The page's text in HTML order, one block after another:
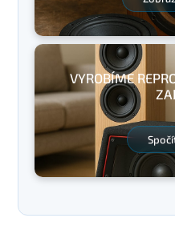
VYROBÍME